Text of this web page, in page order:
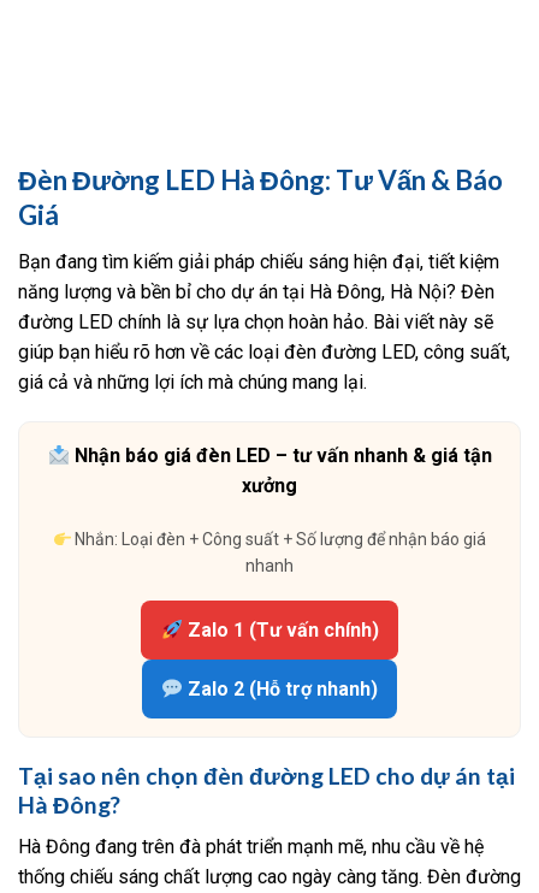
Đèn Đường LED Hà Đông: Tư Vấn & Báo
Giá
Bạn đang tìm kiếm giải pháp chiếu sáng hiện đại, tiết kiệm
năng lượng và bền bỉ cho dự án tại Hà Đông, Hà Nội? Đèn
đường LED chính là sự lựa chọn hoàn hảo. Bài viết này sẽ
giúp bạn hiểu rõ hơn về các loại đèn đường LED, công suất,
giá cả và những lợi ích mà chúng mang lại.
Nhận báo giá đèn LED – tư vấn nhanh & giá tận
xưởng
Nhắn: Loại đèn + Công suất + Số lượng để nhận báo giá
nhanh
Zalo 1 (Tư vấn chính)
Zalo 2 (Hỗ trợ nhanh)
Tại sao nên chọn đèn đường LED cho dự án tại
Hà Đông?
Hà Đông đang trên đà phát triển mạnh mẽ, nhu cầu về hệ
thống chiếu sáng chất lượng cao ngày càng tăng. Đèn đường